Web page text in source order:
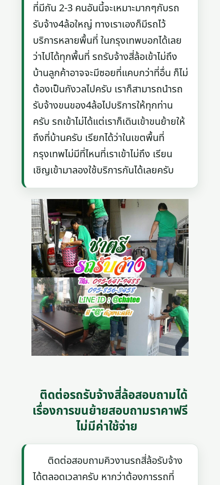
ที่มีกัน 2-3 คนอันนี้จะเหมาะมากๆกับรถ
รับจ้าง4ล้อใหญ่ ทางเราเองก็มีรถไว้
บริการหลายพื้นที่ ในกรุงเทพบอกได้เลย
ว่าไปได้ทุกพื้นที่ รถรับจ้างสี่ล้อเข้าไม่ถึง
บ้านลูกค้าอาจจะมีซอยที่แคบกว่าที่อื่น ก็ไม่
ต้องเป็นกังวลไปครับ เราก็สามารถนำรถ
รับจ้างขนของ4ล้อไปบริการให้ทุกท่าน
ครับ รถเข้าไม่ได้แต่เราก็เดินเข้าขนย้ายให้
ถึงที่บ้านครับ เรียกได้ว่าในเขตพื้นที่
กรุงเทพไม่มีที่ไหนที่เราเข้าไม่ถึง เรียน
เชิญเข้ามาลองใช้บริการกันได้เลยครับ
ติดต่อรถรับจ้างสี่ล้อสอบถามได้
เรื่องการขนย้ายสอบถามราคาฟรี
ไม่มีค่าใช้จ่าย
ติดต่อสอบถามคิวงานรถสี่ล้อรับจ้าง
ได้ตลอดเวลาครับ หากว่าต้องการรถที่